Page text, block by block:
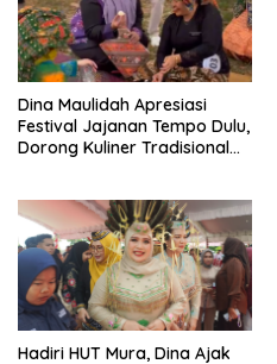
Dina Maulidah Apresiasi
Festival Jajanan Tempo Dulu,
Dorong Kuliner Tradisional
Hadiri HUT Mura, Dina Ajak